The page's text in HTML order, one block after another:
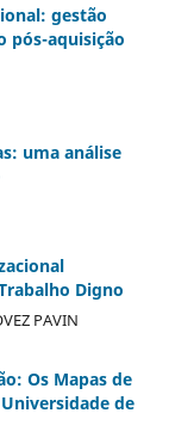
gestão
pós-aquisição
uma análise
Digno
PAVIN
Os Mapas de
de